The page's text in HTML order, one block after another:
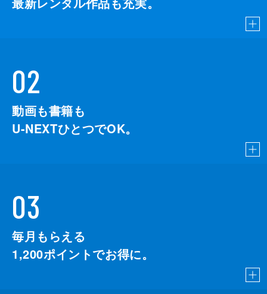
02
動画も書籍も
U-NEXTひとつでOK。
03
毎月もらえる
1,200ポイントでお得に。